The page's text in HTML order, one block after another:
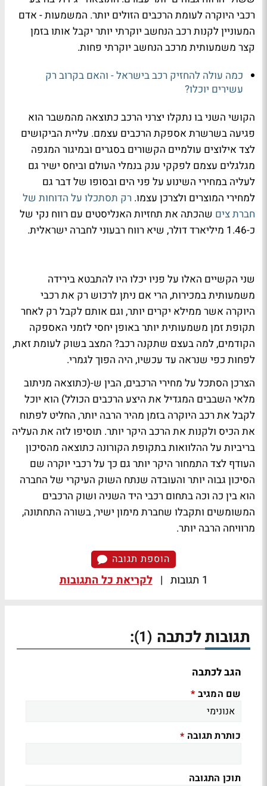
רכבי היוקרה לעומת הרכבים הזולים יותר. המשמעות - אדם
המעוניין לקנות רכב הנחשב יוקרתי יותר יקבל אותו בזמן
קצר משמעותית מרכב הנחשב יוקרתי פחות.
כמה עולה להחזיק רכב בישראל - והאם בקרוב רק
עשירים יוכלו?
הקושי השני בו נתקלו יצרני הרכב כתוצאה מהמשבר הוא
פגיעה בשרשרת אספקת הרכבים עצמם. עליית הביקושים
לצד אילוצים עולמיים הקשורים בסגרים ובמיגור המגפה
מגלגלים עצמם לפקקי ענק בנמלי העולם וביחס ישיר גם
לעליה במחירי השינוע על פני הים ובסופו של דבר גם
למחירי המוצרים ולצרכן עצמו. רק תסתכלו על הדוחות של
חברת צים שהכתה את תחזיות האנליסטים עם רווח נקי של
כ-1.46 מיליארד דולר, שיא רווח רבעוני לחברה ישראלית.
שני הקשיים האלו על פניו יכלו היו להתבטא בירידה
משמעותית במכירות, הרי אם ניתן לרכוש רק את רכבי
היוקרה אשר ממילא יקרים יותר, וגם אותם לקבל רק לאחר
תקופת זמן משמעותית יותר באופן יחסי לזמני האספקה
הקודמים, למה בעצם שתקנה רכב? המצב בשוק לעומת זאת,
לפחות כפי שנראה עד עכשיו, היה הפוך לגמרי.
הצרכן הסתכל על מחירי הרכבים, הבין ש-(כתוצאה מניתוב
מלאי השבבים המגדיל את היצע הרכבים הכולל) הוא יוכל
לקבל את רכב היוקרה בזמן מהיר הרבה יותר, החליט לפתוח
את הכיס ולקנות את הרכב היקר יותר. תוסיפו לזה את העליה
בריביות על ההלוואות בתקופת הקורונה כתוצאה מהסיכון
העודף לצד התמחור היקר יותר גם כך על רכבי יוקרה שם
הסיכון גבוה יותר והעובדה שנתח השוק העיקרי של החברה
הוא בין כה וכה בתחום רכבי היד השניה ושוק הרכבים
המשומשים ותקבלו שחברת מימון ישיר, בשורה התחתונה,
מרוויחה הרבה יותר.
הוספת תגובה
1 תגובות | לקריאת כל התגובות
תגובות לכתבה (1)
:
הגב לכתבה
שם המגיב *
כותרת תגובה *
תוכן התגובה